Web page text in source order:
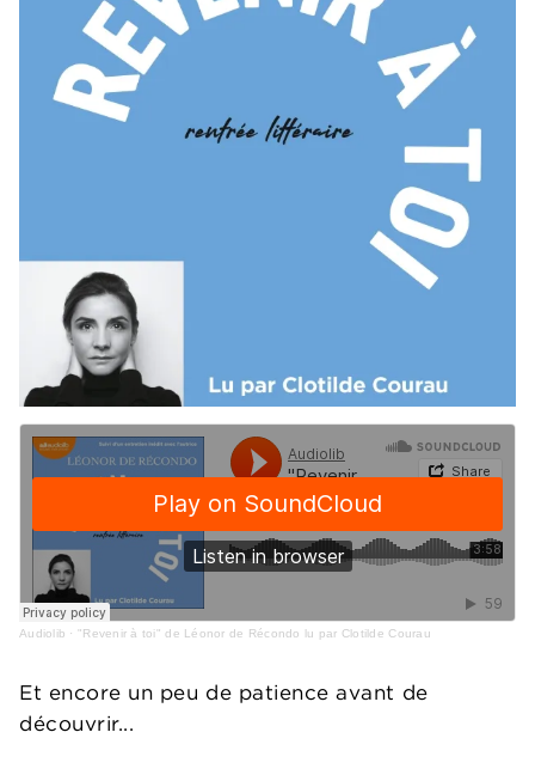
Audiolib · "Revenir à toi" de Léonor de Récondo lu par Clotilde Courau
Et encore un peu de patience avant de
découvrir...